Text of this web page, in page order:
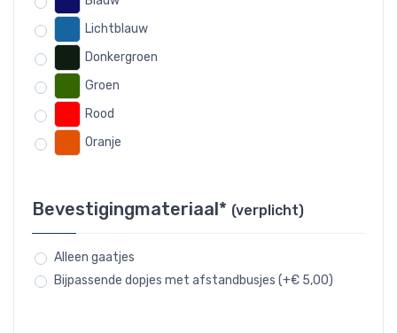
Lichtblauw
Donkergroen
Groen
Rood
Oranje
Bevestigingmateriaal* (verplicht)
Alleen gaatjes
Bijpassende dopjes met afstandbusjes (+€ 5,00)